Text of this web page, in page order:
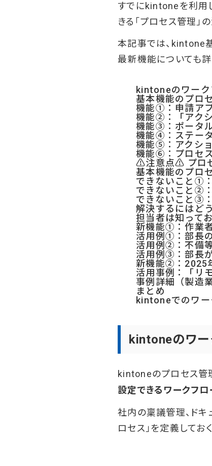
すでにkintoneを利用
きる「プロセス管理」
本記事では、kintone
最新機能についても詳
kintoneのワーク
基本機能のプロ
機能①：申請ア
機能②：「アク
機能③：ポータ
機能④：ステー
機能⑤：アクシ
機能⑥：プロセ
⚠️注意点⚠️ プロ
基本機能のプロ
できないこと①
できないこと②
できないこと③
解決するにはど
担当者は知って
新機能①：作業
活用例①：部長
活用例②：不備
活用例③：部長
新機能②：2025
活用事例：「リ
事例詳細（製造業
まとめ
kintoneでのワー
kintoneのワ
kintoneのプロセス管
設定できるワークフロ
社内の稟議管理、ドキ
ロセス」を定義してお